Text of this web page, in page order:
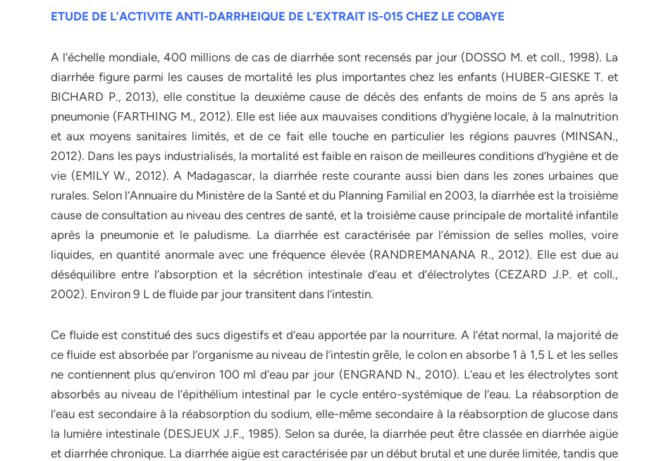
ETUDE DE L’ACTIVITE ANTI-DARRHEIQUE DE L’EXTRAIT IS-015 CHEZ LE COBAYE
A l’échelle mondiale, 400 millions de cas de diarrhée sont recensés par jour (DOSSO M. et coll., 1998). La
diarrhée figure parmi les causes de mortalité les plus importantes chez les enfants (HUBER-GIESKE T. et
BICHARD P., 2013), elle constitue la deuxième cause de décès des enfants de moins de 5 ans après la
pneumonie (FARTHING M., 2012). Elle est liée aux mauvaises conditions d’hygiène locale, à la malnutrition
et aux moyens sanitaires limités, et de ce fait elle touche en particulier les régions pauvres (MINSAN.,
2012). Dans les pays industrialisés, la mortalité est faible en raison de meilleures conditions d’hygiène et de
vie (EMILY W., 2012). A Madagascar, la diarrhée reste courante aussi bien dans les zones urbaines que
rurales. Selon l’Annuaire du Ministère de la Santé et du Planning Familial en 2003, la diarrhée est la troisième
cause de consultation au niveau des centres de santé, et la troisième cause principale de mortalité infantile
après la pneumonie et le paludisme. La diarrhée est caractérisée par l’émission de selles molles, voire
liquides, en quantité anormale avec une fréquence élevée (RANDREMANANA R., 2012). Elle est due au
déséquilibre entre l’absorption et la sécrétion intestinale d’eau et d’électrolytes (CEZARD J.P. et coll.,
2002). Environ 9 L de fluide par jour transitent dans l’intestin.
Ce fluide est constitué des sucs digestifs et d’eau apportée par la nourriture. A l’état normal, la majorité de
ce fluide est absorbée par l’organisme au niveau de l’intestin grêle, le colon en absorbe 1 à 1,5 L et les selles
ne contiennent plus qu’environ 100 ml d’eau par jour (ENGRAND N., 2010). L’eau et les électrolytes sont
absorbés au niveau de l’épithélium intestinal par le cycle entéro-systémique de l’eau. La réabsorption de
l’eau est secondaire à la réabsorption du sodium, elle-même secondaire à la réabsorption de glucose dans
la lumière intestinale (DESJEUX J.F., 1985). Selon sa durée, la diarrhée peut être classée en diarrhée aigüe
et diarrhée chronique. La diarrhée aigüe est caractérisée par un début brutal et une durée limitée, tandis que